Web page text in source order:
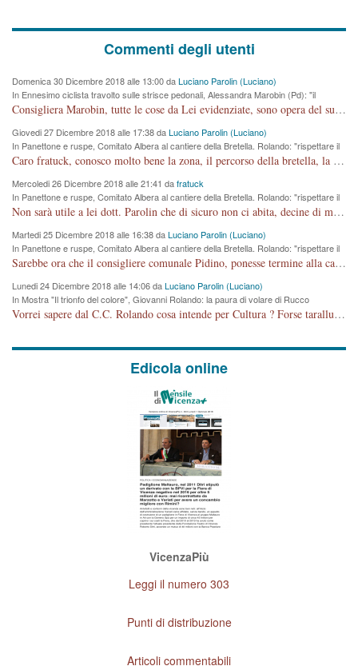
Commenti degli utenti
Domenica 30 Dicembre 2018 alle 13:00 daLuciano Parolin (Luciano)
In Ennesimo ciclista travolto sulle strisce pedonali, Alessandra Marobin (Pd): "il
Comune si svegli"
Consigliera Marobin, tutte le cose da Lei evidenziate, sono opera del suo ex Assessore e compagno di Partito Antonio Marco Dalla Pozza Assessore alla "progettazione" di piste ciclabili e altre porcherie. A lui manderei il conto da saldare per incidenti e danni alle persone. E' ora che "finiamola." Avete perso rassegnatevi. qui IL SINDACO RUCCO NON C'ENTRA PER NIENTE. CAPITO!!!!!!!! Amen.
Giovedi 27 Dicembre 2018 alle 17:38 daLuciano Parolin (Luciano)
In Panettone e ruspe, Comitato Albera al cantiere della Bretella. Rolando: "rispettare il
cronoprogramma"
Caro fratuck, conosco molto bene la zona, il percorso della bretella, la situazione dei cittadini, abito in Viale Trento. A partire dal 2003 ho partecipato al Comitato di Maddalene pro bretella, e a riunioni propositive per apportare modifiche al progetto. Numerose mie foto del territorio sono arrivate a Roma, altri miei interventi (non graditi dalla Sx) sono stati pubblicati dal GdV, assieme ad altri come Ciro Asproso, ora favorevole alla bretella. Ho partecipato alla raccolta firme per la chiusura della strada x 5 giorni eseguita dal Sindaco Hullwech per sforamento 180 Micro/g. Pertanto come impegno per la tematica sono apposto con la coscienza. Ora il Progetto è partito, fine! Voglio dire che la nuova Giunta "comunale" non c'entra più. L'opera sarà "malauguratamente" eseguita, ma non con il mio placet. Il Consigliere Comunale dovrebbe capire che la campagna elettorale è finita, con buona pace di tutti. Quello che invece dovrebbe interessare è la proprietà della strada, dall'uscita autostradale Ovest, sino alla Rotatoria dell'Albara, vi sono tre possessori: Autostrade SpA; La Provincia, il Comune. Come la mettiamo per il futuro ? I costi, da 50 sono saliti a 100 milioni di € come dire 20 milioni a KM (!) da non credere. Comunque si farà. Ma nessuno canti Vittoria, anzi meglio non farne un ulteriore fatto "partitico" per questioni elettorali o di seggio. Se mi manda la sua mail, sono disponibile ad inviare i documenti e le foto sopra descritte. Con ossequi, Luciano Parolin
Mercoledi 26 Dicembre 2018 alle 21:41 dafratuck
In Panettone e ruspe, Comitato Albera al cantiere della Bretella. Rolando: "rispettare il
cronoprogramma"
Non sarà utile a lei dott. Parolin che di sicuro non ci abita, decine di migliaia di TIR, automobili e padroncini che passano quotidianamente per una strada appena rotabile, non è più possibile stendere i panni, attraversare la strada senza rischiare la morte, le case stanno crepando, i tempi sono cambiati e la bretella non passerà assolutamente per maddalene (ma cosa sta a dire?!), dia invece responsabilità a chi ha costruito tagliando la strada che doveva invece terminare a isola vicentina e non al moracchino lasciando Motta di Costabissara ancora in panne di traffico. I tempi sono cambiati dottore e se l'anagrafe della vita stagna nell'essere umano impressioni conservatrici, la società non le considera perchè va avanti, si industrializza e ha bisogno di infrastrutture e di sviluppo. Ultima considerazione, se è geloso di Rolando perchè vede in lui solo campagne politiche mentre si difendono i SOLI diritti dei cittadini, la preghiamo faccia considerazioni più appropriate. Saluti e complimenti per i suoi scritti.
Martedi 25 Dicembre 2018 alle 16:38 daLuciano Parolin (Luciano)
In Panettone e ruspe, Comitato Albera al cantiere della Bretella. Rolando: "rispettare il
cronoprogramma"
Sarebbe ora che il consigliere comunale Pidino, ponesse termine alla campagna elettorale nel territorio del suo seggio Villaggio del Sole. La tiraca è iniziata, distruggerà 6 km di prateria ovest della città, ricca di fonti e sorgenti d'acqua. I cittadini di Maddalene non avranno più Pace la notte. Molta colpa per la costruzione di questa Strada è proprio del signor Rolando,dei suoi gazebo mobili e che vuol far passare questa opera VANDALICA come progetto "utile" a chi ? Non è cosa seria sig. Rolando!
Lunedi 24 Dicembre 2018 alle 14:06 daLuciano Parolin (Luciano)
In Mostra "Il trionfo del colore", Giovanni Rolando: la paura di volare di Rucco
Vorrei sapere dal C.C. Rolando cosa intende per Cultura ? Forse tarallucci, vino e sagre, o spaghetti tricolori del PD ? Il continuo (s)parlare della mostra a Palazzo Chiericati caro consigliere DANNEGGIA FORTEMENTE l'immagine della città TUTTA e fa deviare i consensi che in RUSSIA (badi bene ex U.R.S.S.) sono ECCELLENTI. A livello artistico l'evento è di alta Valenza culturale, COMPITO di Tutta la Cittadinanza fare il possibile per propagandare l'iniziativa senza farne UN CASO PARTITICO come fa Lei da sempre. Meno Gazebo + Partecipazione! E così sia. Amen.
Edicola online
VicenzaPiù
Leggi il numero 303
Punti di distribuzione
Articoli commentabili